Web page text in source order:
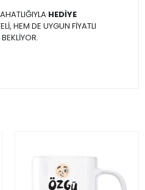
HEDİYE
HEM DE UYGUN FİYATLI